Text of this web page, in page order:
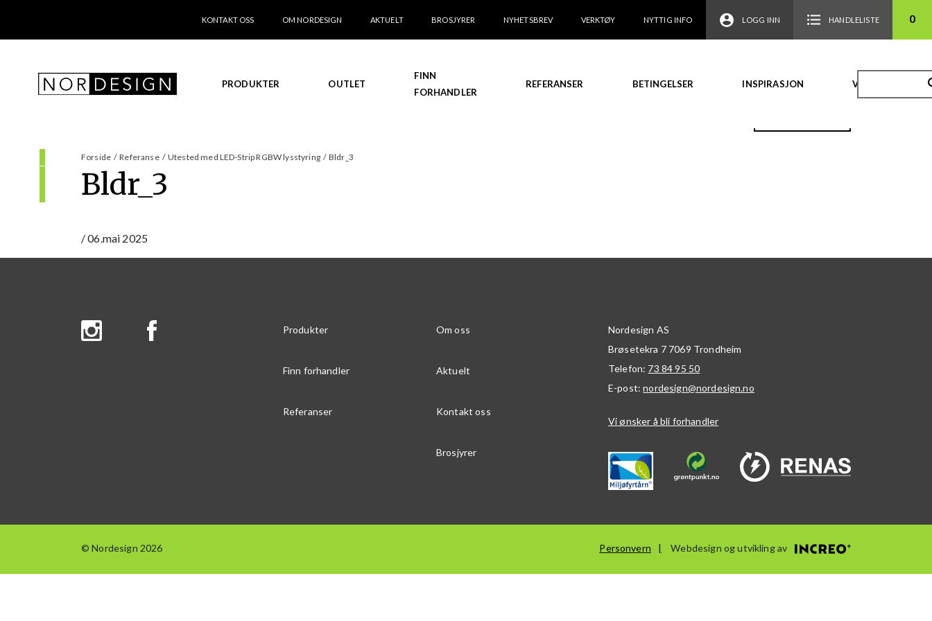
KONTAKT OSS OM NORDESIGN AKTUELT BROSJYRER NYHETSBREV VERKTØY NYTTIG INFO LOGG INN HANDLELISTE 0
PRODUKTER OUTLET
FINN
FORHANDLER
REFERANSER BETINGELSER INSPIRASJON VIDEO
Forside / Referanse / Utested med LED-Strip RGBW lysstyring / Bldr_3
Bldr_3
/06.mai 2025
Produkter Om oss
Finn forhandler Aktuelt
Referanser Kontakt oss
Brosjyrer
Nordesign AS
Brøsetekra 7 7069 Trondheim
Telefon: 73 84 95 50
E-post:nordesign@nordesign.no
Vi ønsker å bli forhandler
© Nordesign 2026 Personvern Webdesign og utvikling av